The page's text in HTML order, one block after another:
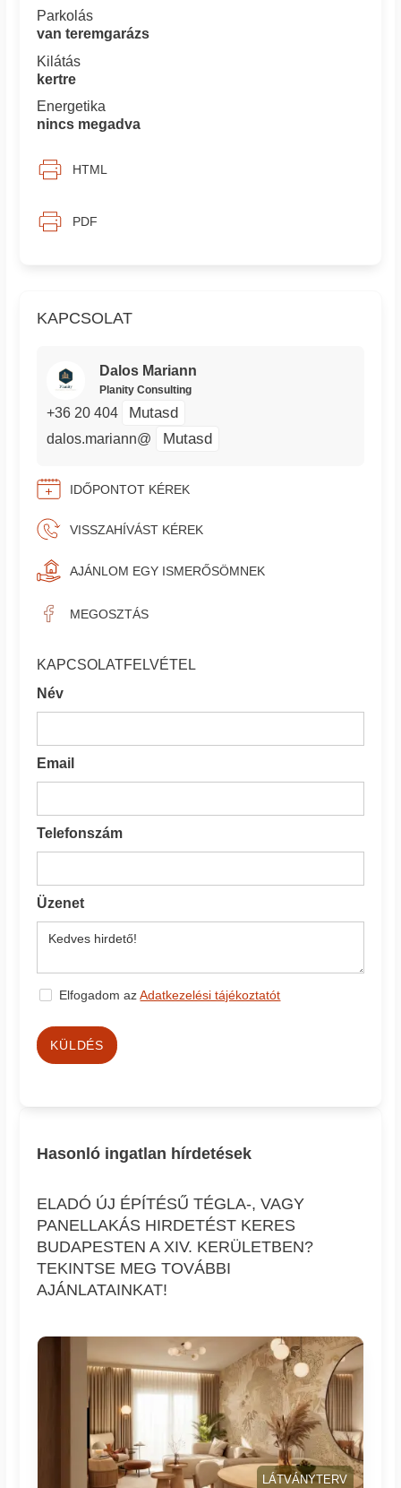
KAPCSOLAT
Dalos Mariann
Planity Consulting
+36 20 404 Mutasd
dalos.mariann@ Mutasd
IDŐPONTOT KÉREK
VISSZAHÍVÁST KÉREK
AJÁNLOM EGY ISMERŐSÖMNEK
MEGOSZTÁS
KAPCSOLATFELVÉTEL
Név
Email
Telefonszám
Üzenet
Elfogadom azAdatkezelési tájékoztatót
KÜLDÉS
Parkolás
van teremgarázs
Kilátás
kertre
Energetika
nincs megadva
HTML
PDF
Hasonló ingatlan hírdetések
ELADÓ ÚJ ÉPÍTÉSŰ TÉGLA-, VAGY
PANELLAKÁS HIRDETÉST KERES
BUDAPESTEN A XIV. KERÜLETBEN?
TEKINTSE MEG TOVÁBBI
AJÁNLATAINKAT!
LÁTVÁNYTERV